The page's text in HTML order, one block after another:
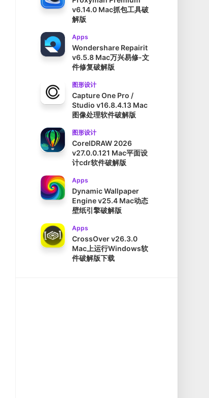
v6.14.0 Mac抓包工具破
解版
Apps
Wondershare Repairit
v6.5.8 Mac万兴易修-文
件修复破解版
图形设计
Capture One Pro /
Studio v16.8.4.13 Mac
图像处理软件破解版
图形设计
CorelDRAW 2026
v27.0.0.121 Mac平面设
计cdr软件破解版
Apps
Dynamic Wallpaper
Engine v25.4 Mac动态
壁纸引擎破解版
Apps
CrossOver v26.3.0
Mac上运行Windows软
件破解版下载